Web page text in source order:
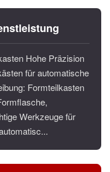
Hohe Präzision
für automatische
Formteilkasten
Werkzeuge für